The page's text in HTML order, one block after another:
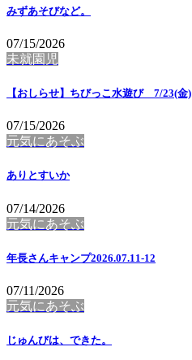
みずあそびなど。
07/15/2026
未就園児
【おしらせ】ちびっこ水遊び 7/23(金)
07/15/2026
元気にあそぶ
ありとすいか
07/14/2026
元気にあそぶ
年長さんキャンプ2026.07.11-12
07/11/2026
元気にあそぶ
じゅんびは、できた。